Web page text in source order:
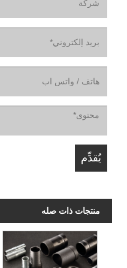
منتجات ذات صله